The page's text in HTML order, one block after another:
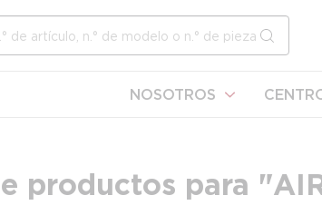
enviar
NOSOTROS
productos para "